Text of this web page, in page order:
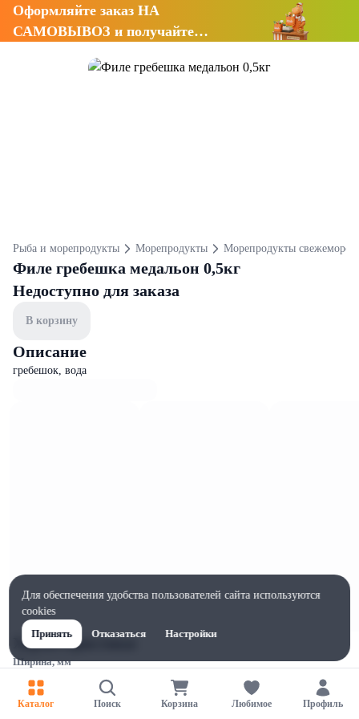
Оформляйте заказ НА
САМОВЫВОЗ и получайте
Рыба и морепродукты Морепродукты Морепродукты
Филе гребешка медальон 0,5кг
Недоступно для заказа
В корзину
Описание
гребешок, вода
Характеристики
Ширина, мм
200
Высота, мм
Каталог Поиск Корзина Любимое Профиль
Для обеспечения удобства пользователей сайта используются
cookies
Принять
Отказаться Настройки